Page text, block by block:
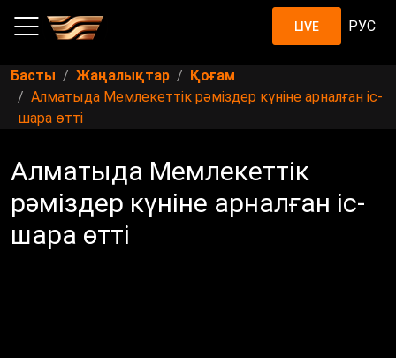
LIVE РУС
Басты Жаңалықтар
Қоғам
Алматыда Мемлекеттік рәміздер күніне арналған іс-
шара өтті
Алматыда Мемлекеттік
рәміздер күніне арналған іс-
шара өтті